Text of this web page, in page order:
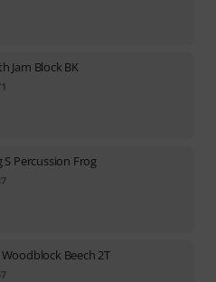
Jam Block BK
S Percussion Frog
Woodblock Beech 2T